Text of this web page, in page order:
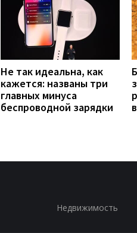
Не так идеальна, как
кажется: названы три
главных минуса
беспроводной зарядки
Недвижимость